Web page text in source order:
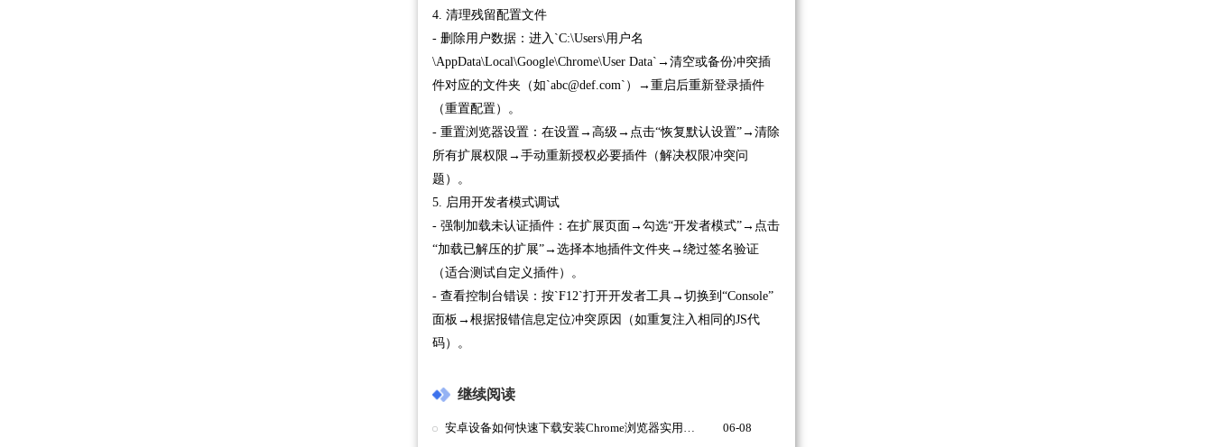
4. 清理残留配置文件
- 删除用户数据：进入`C:\Users\用户名
\AppData\Local\Google\Chrome\User Data`→清空或备份冲突插
件对应的文件夹（如`abc@def.com`）→重启后重新登录插件
（重置配置）。
- 重置浏览器设置：在设置→高级→点击“恢复默认设置”→清除
所有扩展权限→手动重新授权必要插件（解决权限冲突问
题）。
5. 启用开发者模式调试
- 强制加载未认证插件：在扩展页面→勾选“开发者模式”→点击
“加载已解压的扩展”→选择本地插件文件夹→绕过签名验证
（适合测试自定义插件）。
- 查看控制台错误：按`F12`打开开发者工具→切换到“Console”
面板→根据报错信息定位冲突原因（如重复注入相同的JS代
码）。
继续阅读
安卓设备如何快速下载安装Chrome浏览器实用教程 06-08